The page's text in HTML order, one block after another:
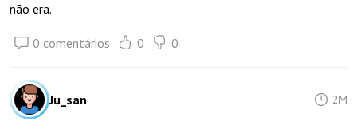
não era.
0 comentários 0 0
Ju_san 2M